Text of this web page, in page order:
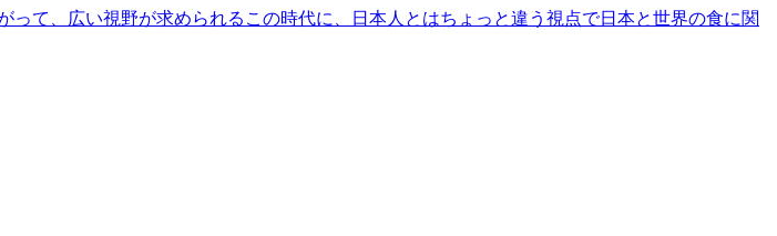
て、広い視野が求められるこの時代に、日本人とはちょっと違う視点で日本と世界の食に関